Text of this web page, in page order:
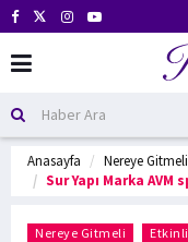
Anasayfa
Nereye Gitmeli
Sur Yapı Marka
Nereye Gitmeli